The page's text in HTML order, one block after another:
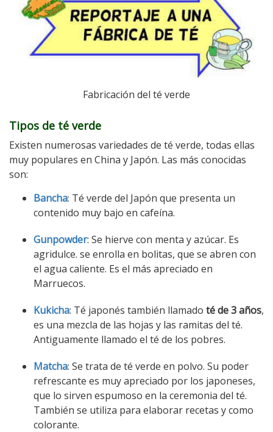
Fabricación del té verde
Tipos de té verde
Existen numerosas variedades de té verde, todas ellas
muy populares en China y Japón. Las más conocidas
son:
Bancha: Té verde del Japón que presenta un
contenido muy bajo en cafeína.
Gunpowder: Se hierve con menta y azúcar. Es
agridulce. se enrolla en bolitas, que se abren con
el agua caliente. Es el más apreciado en
Marruecos.
Kukicha: Té japonés también llamado té de 3 años,
es una mezcla de las hojas y las ramitas del té.
Antiguamente llamado el té de los pobres.
Matcha: Se trata de té verde en polvo. Su poder
refrescante es muy apreciado por los japoneses,
que lo sirven espumoso en la ceremonia del té.
También se utiliza para elaborar recetas y como
colorante.